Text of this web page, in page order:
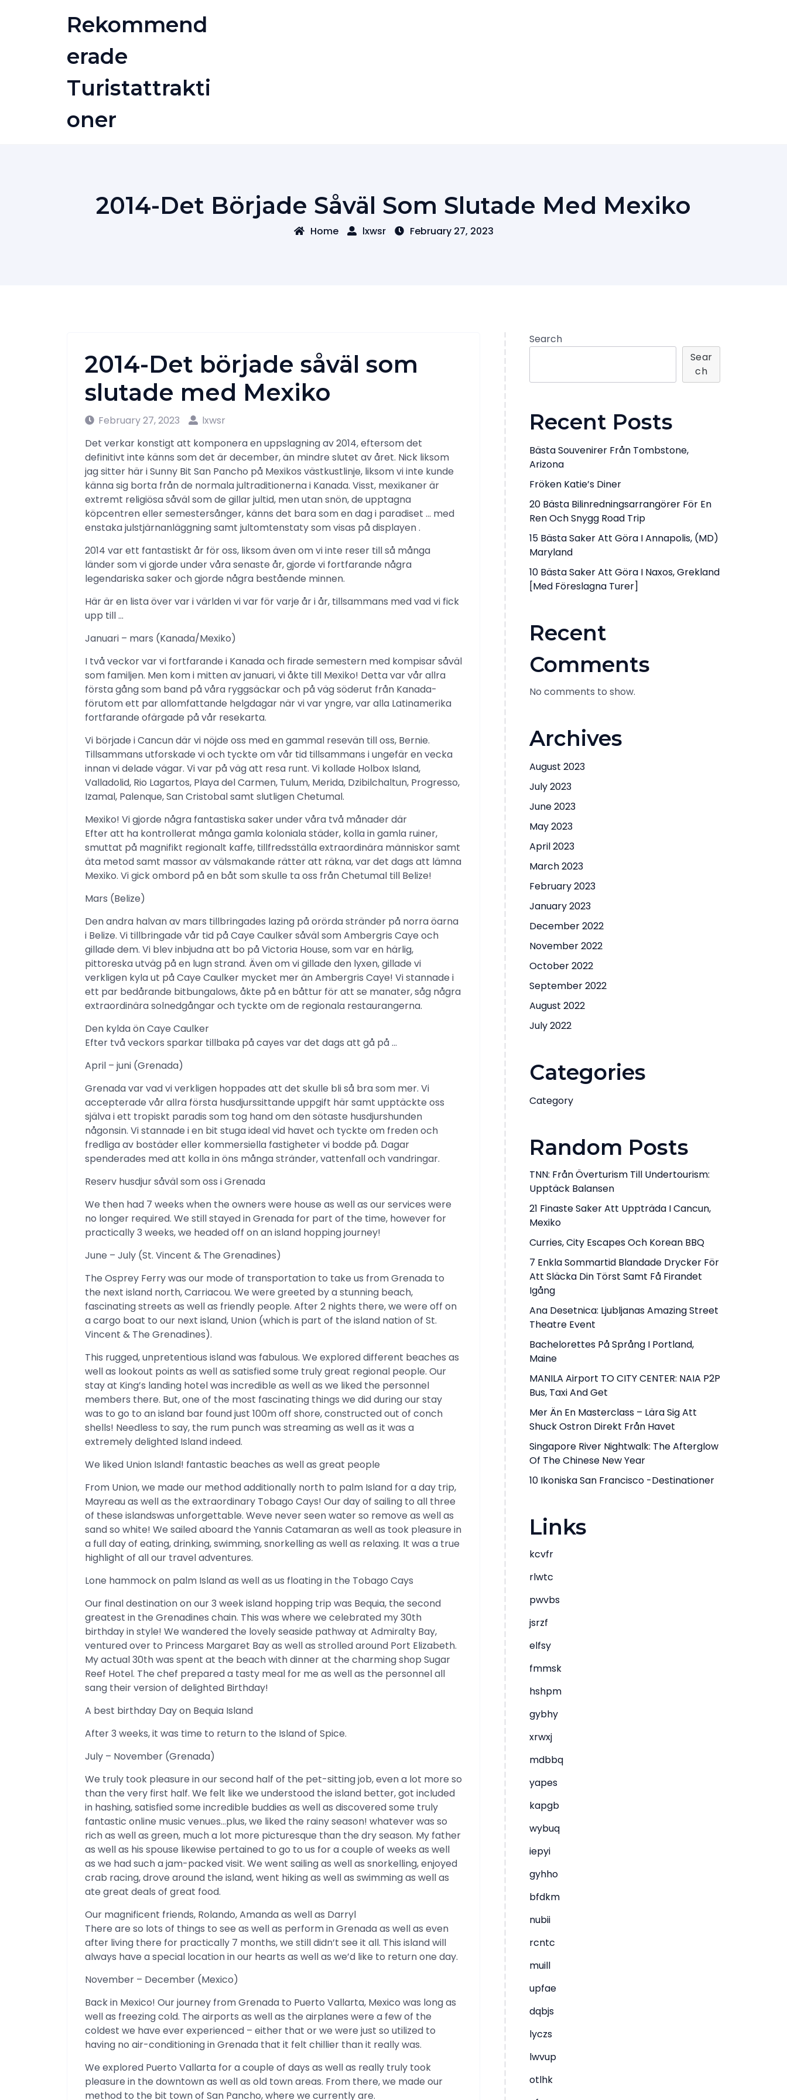
Rekommend
Erade
Turistattrakti
Oner
2014-Det Började Såväl Som Slutade Med Mexiko
Home lxwsr February 27, 2023
2014-Det började såväl som
slutade med Mexiko
February 27, 2023
lxwsr
Det verkar konstigt att komponera en uppslagning av 2014, eftersom det
definitivt inte känns som det är december, än mindre slutet av året. Nick liksom
jag sitter här i Sunny Bit San Pancho på Mexikos västkustlinje, liksom vi inte kunde
känna sig borta från de normala jultraditionerna i Kanada. Visst, mexikaner är
extremt religiösa såväl som de gillar jultid, men utan snön, de upptagna
köpcentren eller semestersånger, känns det bara som en dag i paradiset … med
enstaka julstjärnanläggning samt jultomtenstaty som visas på displayen .
2014 var ett fantastiskt år för oss, liksom även om vi inte reser till så många
länder som vi gjorde under våra senaste år, gjorde vi fortfarande några
legendariska saker och gjorde några bestående minnen.
Här är en lista över var i världen vi var för varje år i år, tillsammans med vad vi fick
upp till …
Januari – mars (Kanada/Mexiko)
I två veckor var vi fortfarande i Kanada och firade semestern med kompisar såväl
som familjen. Men kom i mitten av januari, vi åkte till Mexiko! Detta var vår allra
första gång som band på våra ryggsäckar och på väg söderut från Kanada-
förutom ett par allomfattande helgdagar när vi var yngre, var alla Latinamerika
fortfarande ofärgade på vår resekarta.
Vi började i Cancun där vi nöjde oss med en gammal resevän till oss, Bernie.
Tillsammans utforskade vi och tyckte om vår tid tillsammans i ungefär en vecka
innan vi delade vägar. Vi var på väg att resa runt. Vi kollade Holbox Island,
Valladolid, Rio Lagartos, Playa del Carmen, Tulum, Merida, Dzibilchaltun, Progresso,
Izamal, Palenque, San Cristobal samt slutligen Chetumal.
Mexiko! Vi gjorde några fantastiska saker under våra två månader där
Efter att ha kontrollerat många gamla koloniala städer, kolla in gamla ruiner,
smuttat på magnifikt regionalt kaffe, tillfredsställa extraordinära människor samt
äta metod samt massor av välsmakande rätter att räkna, var det dags att lämna
Mexiko. Vi gick ombord på en båt som skulle ta oss från Chetumal till Belize!
Mars (Belize)
Den andra halvan av mars tillbringades lazing på orörda stränder på norra öarna
i Belize. Vi tillbringade vår tid på Caye Caulker såväl som Ambergris Caye och
gillade dem. Vi blev inbjudna att bo på Victoria House, som var en härlig,
pittoreska utväg på en lugn strand. Även om vi gillade den lyxen, gillade vi
verkligen kyla ut på Caye Caulker mycket mer än Ambergris Caye! Vi stannade i
ett par bedårande bitbungalows, åkte på en båttur för att se manater, såg några
extraordinära solnedgångar och tyckte om de regionala restaurangerna.
Den kylda ön Caye Caulker
Efter två veckors sparkar tillbaka på cayes var det dags att gå på …
April – juni (Grenada)
Grenada var vad vi verkligen hoppades att det skulle bli så bra som mer. Vi
accepterade vår allra första husdjurssittande uppgift här samt upptäckte oss
själva i ett tropiskt paradis som tog hand om den sötaste husdjurshunden
någonsin. Vi stannade i en bit stuga ideal vid havet och tyckte om freden och
fredliga av bostäder eller kommersiella fastigheter vi bodde på. Dagar
spenderades med att kolla in öns många stränder, vattenfall och vandringar.
Reserv husdjur såväl som oss i Grenada
We then had 7 weeks when the owners were house as well as our services were
no longer required. We still stayed in Grenada for part of the time, however for
practically 3 weeks, we headed off on an island hopping journey!
June – July (St. Vincent & The Grenadines)
The Osprey Ferry was our mode of transportation to take us from Grenada to
the next island north, Carriacou. We were greeted by a stunning beach,
fascinating streets as well as friendly people. After 2 nights there, we were off on
a cargo boat to our next island, Union (which is part of the island nation of St.
Vincent & The Grenadines).
This rugged, unpretentious island was fabulous. We explored different beaches as
well as lookout points as well as satisfied some truly great regional people. Our
stay at King’s landing hotel was incredible as well as we liked the personnel
members there. But, one of the most fascinating things we did during our stay
was to go to an island bar found just 100m off shore, constructed out of conch
shells! Needless to say, the rum punch was streaming as well as it was a
extremely delighted Island indeed.
We liked Union Island! fantastic beaches as well as great people
From Union, we made our method additionally north to palm Island for a day trip,
Mayreau as well as the extraordinary Tobago Cays! Our day of sailing to all three
of these islandswas unforgettable. Weve never seen water so remove as well as
sand so white! We sailed aboard the Yannis Catamaran as well as took pleasure in
a full day of eating, drinking, swimming, snorkelling as well as relaxing. It was a true
highlight of all our travel adventures.
Lone hammock on palm Island as well as us floating in the Tobago Cays
Our final destination on our 3 week island hopping trip was Bequia, the second
greatest in the Grenadines chain. This was where we celebrated my 30th
birthday in style! We wandered the lovely seaside pathway at Admiralty Bay,
ventured over to Princess Margaret Bay as well as strolled around Port Elizabeth.
My actual 30th was spent at the beach with dinner at the charming shop Sugar
Reef Hotel. The chef prepared a tasty meal for me as well as the personnel all
sang their version of delighted Birthday!
A best birthday Day on Bequia Island
After 3 weeks, it was time to return to the Island of Spice.
July – November (Grenada)
We truly took pleasure in our second half of the pet-sitting job, even a lot more so
than the very first half. We felt like we understood the island better, got included
in hashing, satisfied some incredible buddies as well as discovered some truly
fantastic online music venues…plus, we liked the rainy season! whatever was so
rich as well as green, much a lot more picturesque than the dry season. My father
as well as his spouse likewise pertained to go to us for a couple of weeks as well
as we had such a jam-packed visit. We went sailing as well as snorkelling, enjoyed
crab racing, drove around the island, went hiking as well as swimming as well as
ate great deals of great food.
Our magnificent friends, Rolando, Amanda as well as Darryl
There are so lots of things to see as well as perform in Grenada as well as even
after living there for practically 7 months, we still didn’t see it all. This island will
always have a special location in our hearts as well as we’d like to return one day.
November – December (Mexico)
Back in Mexico! Our journey from Grenada to Puerto Vallarta, Mexico was long as
well as freezing cold. The airports as well as the airplanes were a few of the
coldest we have ever experienced – either that or we were just so utilized to
having no air-conditioning in Grenada that it felt chillier than it really was.
We explored Puerto Vallarta for a couple of days as well as really truly took
pleasure in the downtown as well as old town areas. From there, we made our
method to the bit town of San Pancho, where we currently are.
Search
Sear
Ch
Recent Posts
Bästa Souvenirer Från Tombstone,
Arizona
Fröken Katie’s Diner
20 Bästa Bilinredningsarrangörer För En
Ren Och Snygg Road Trip
15 Bästa Saker Att Göra I Annapolis, (MD)
Maryland
10 Bästa Saker Att Göra I Naxos, Grekland
[med Föreslagna Turer]
Recent
Comments
No comments to show.
Archives
August 2023
July 2023
June 2023
May 2023
April 2023
March 2023
February 2023
January 2023
December 2022
November 2022
October 2022
September 2022
August 2022
July 2022
Categories
Category
Random Posts
TNN: Från Överturism Till Undertourism:
Upptäck Balansen
21 Finaste Saker Att Uppträda I Cancun,
Mexiko
Curries, City Escapes Och Korean BBQ
7 Enkla Sommartid Blandade Drycker För
Att Släcka Din Törst Samt Få Firandet
Igång
Ana Desetnica: Ljubljanas Amazing Street
Theatre Event
Bachelorettes På Språng I Portland,
Maine
MANILA Airport TO CITY CENTER: NAIA P2P
Bus, Taxi And Get
Mer Än En Masterclass – Lära Sig Att
Shuck Ostron Direkt Från Havet
Singapore River Nightwalk: The Afterglow
Of The Chinese New Year
10 Ikoniska San Francisco -destinationer
Links
kcvfr
rlwtc
pwvbs
jsrzf
elfsy
fmmsk
hshpm
gybhy
xrwxj
mdbbq
yapes
kapgb
wybuq
iepyi
gyhho
bfdkm
nubii
rcntc
muill
upfae
dqbjs
lyczs
lwvup
otlhk